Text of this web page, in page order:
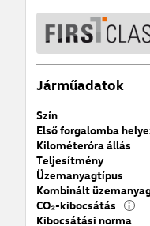
Járműadatok
Szín
Első forgalomba
Kilométeróra állás
Teljesítmény
Üzemanyagtípus
Kombinált
CO₂-kibocsátás i
Kibocsátási norma